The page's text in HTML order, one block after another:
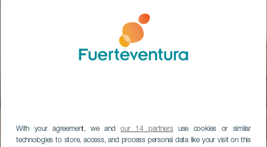
With your agreement, we andour 14 partnersuse cookies or similar
technologies to store, access, and process personal data like your visit on this